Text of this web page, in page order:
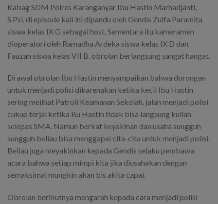
Kabag SDM Polres Karanganyar Ibu Hastin Marhadjanti,
S.Psi. di episode kali ini dipandu oleh Gendis Zulfa Paramita
siswa kelas IX G sebagai host. Sementara itu kameramen
dioperatori oleh Ramadha Ardeka siswa kelas IX D dan
Fauzan siswa kelas VII B. obrolan berlangsung sangat hangat.
Di awal obrolan Ibu Hastin menyampaikan bahwa dorongan
untuk menjadi polisi dikarenakan ketika kecil Ibu Hastin
sering meilhat Patroli Keamanan Sekolah. jalan menjadi polisi
cukup terjal ketika Bu Hastin tidak bisa langsung kuliah
selepas SMA. Namun berkat keyakinan dan usaha sungguh-
sungguh beliau bisa menggapai cita-cita untuk menjadi polisi.
Beliau juga meyakinkan kepada Gendis selaku pembawa
acara bahwa setiap mimpi kita jika diusahakan dengan
semaksimal mungkin akan bis akita capai.
Obrolan berikutnya mengarah kepada cara menjadi polisi